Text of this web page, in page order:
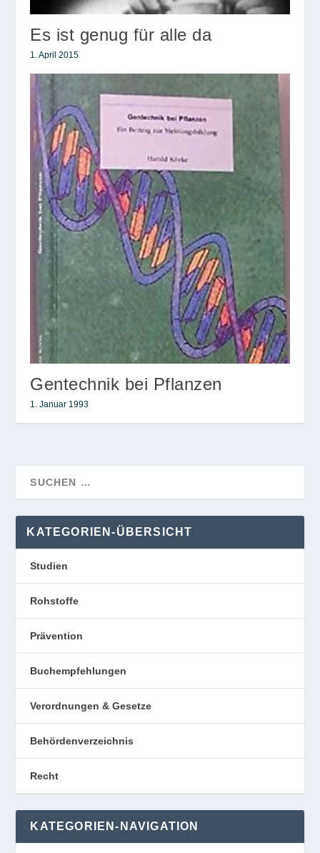
Es ist genug für alle da
1. April 2015
Gentechnik bei Pflanzen
1. Januar 1993
KATEGORIEN-ÜBERSICHT
Studien
Rohstoffe
Prävention
Buchempfehlungen
Verordnungen & Gesetze
Behördenverzeichnis
Recht
KATEGORIEN-NAVIGATION